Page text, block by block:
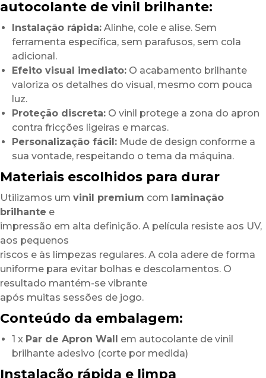
autocolante de vinil brilhante:
Instalação rápida: Alinhe, cole e alise. Sem
ferramenta específica, sem parafusos, sem cola
adicional.
Efeito visual imediato: O acabamento brilhante
valoriza os detalhes do visual, mesmo com pouca
luz.
Proteção discreta: O vinil protege a zona do apron
contra fricções ligeiras e marcas.
Personalização fácil: Mude de design conforme a
sua vontade, respeitando o tema da máquina.
Materiais escolhidos para durar
Utilizamos um vinil premium com laminação
brilhante e
impressão em alta definição. A película resiste aos UV,
aos pequenos
riscos e às limpezas regulares. A cola adere de forma
uniforme para evitar bolhas e descolamentos. O
resultado mantém-se vibrante
após muitas sessões de jogo.
Conteúdo da embalagem:
1 x Par de Apron Wall em autocolante de vinil
brilhante adesivo (corte por medida)
Instalação rápida e limpa